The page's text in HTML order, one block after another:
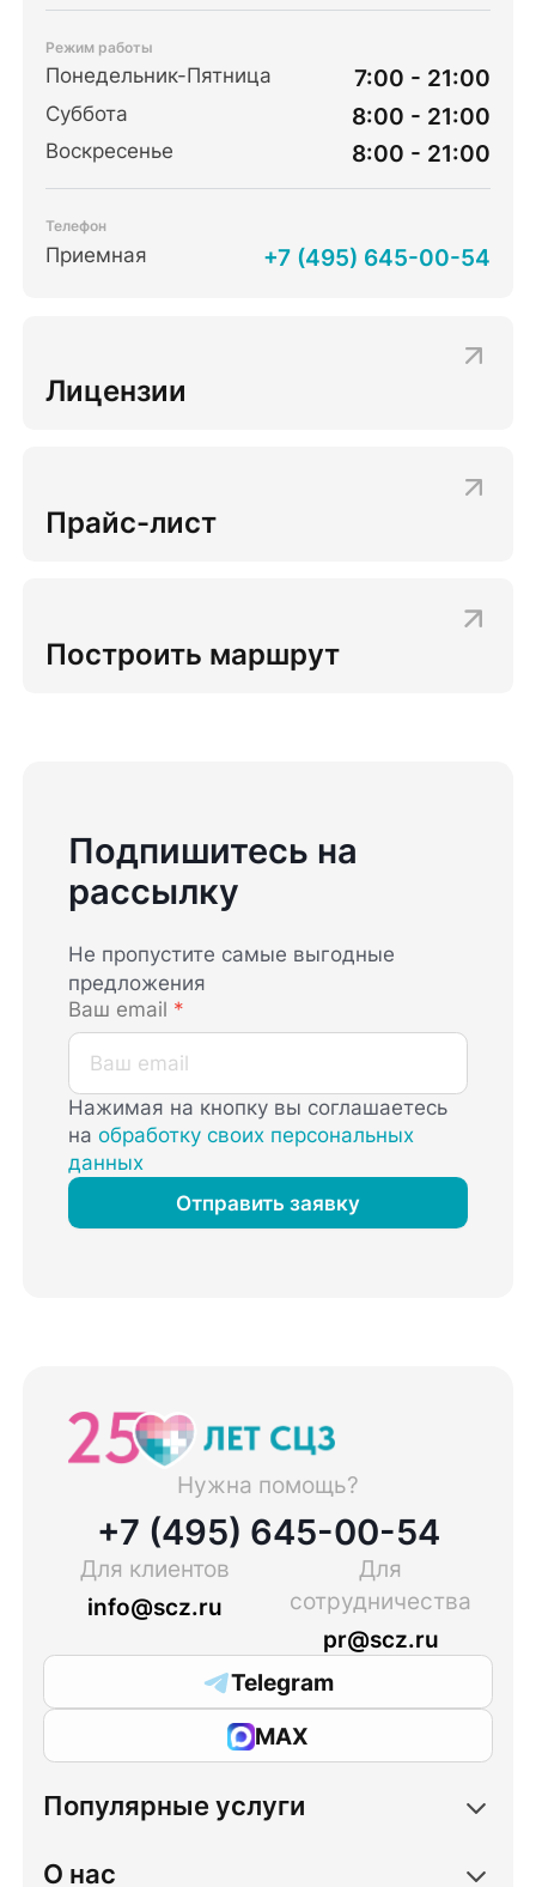
Режим работы
Понедельник-Пятница 7:00 - 21:00
Суббота 8:00 - 21:00
Воскресенье 8:00 - 21:00
Телефон
Приемная +7 (495) 645-00-54
Лицензии
Прайс-лист
Построить маршрут
Подпишитесь на
рассылку
Не пропустите самые выгодные
предложения
Ваш email *
Нажимая на кнопку вы соглашаетесь
наобработку своих персональных
данных
Отправить заявку
Нужна помощь?
+7 (495) 645-00-54
Для клиентов
info@scz.ru
Для
сотрудничества
pr@scz.ru
Telegram
MAX
Популярные услуги
О нас